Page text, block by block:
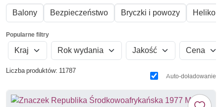
Balony Bezpieczeństwo Bryczki i powozy
Popularne filtry
Kraj Rok wydania Jakość Cena
Liczba produktów: 11787
Auto-doładowanie